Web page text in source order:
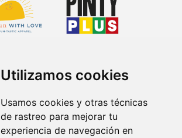
Utilizamos cookies
Usamos cookies y otras técnicas
de rastreo para mejorar tu
experiencia de navegación en